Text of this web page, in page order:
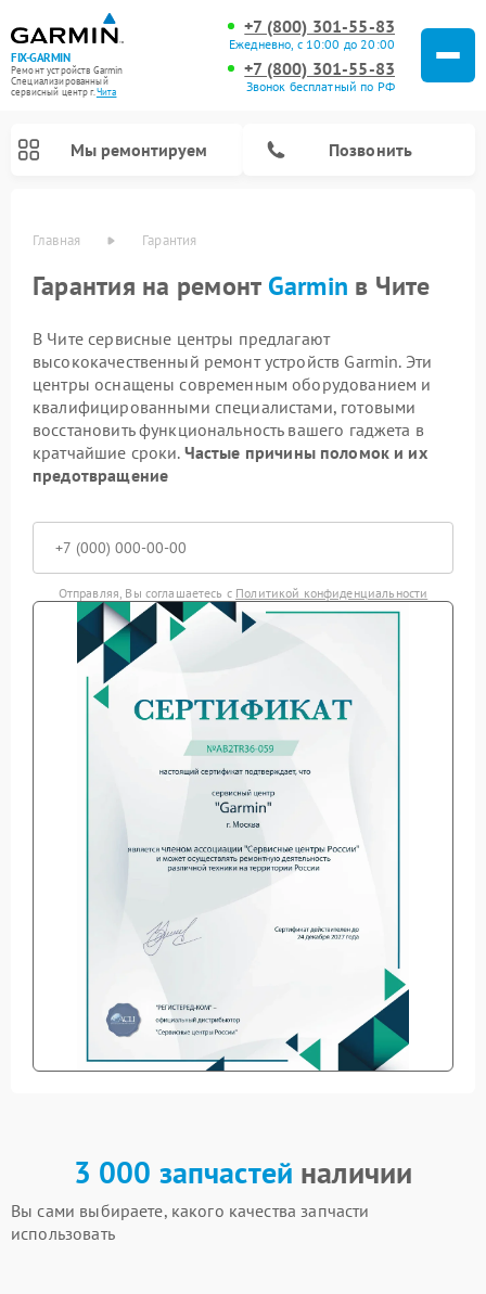
FIX-GARMIN
Ремонт устройств Garmin
Специализированный
cервисный центр г.Чита
+7 (800) 301-55-83
Ежедневно, с 10:00 до 20:00
+7 (800) 301-55-83
Звонок бесплатный по РФ
Мы ремонтируем Позвонить
Главная Гарантия
Гарантия на ремонт Garmin в Чите
В Чите сервисные центры предлагают
высококачественный ремонт устройств Garmin. Эти
центры оснащены современным оборудованием и
квалифицированными специалистами, готовыми
восстановить функциональность вашего гаджета в
кратчайшие сроки. Частые причины поломок и их
предотвращение
Отправляя, Вы соглашаетесь с Политикой конфиденциальности
3 000 запчастей наличии
Вы сами выбираете, какого качества запчасти
использовать